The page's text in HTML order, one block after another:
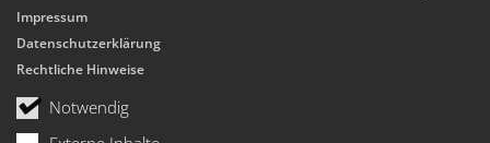
Notwendig
Impressum
Datenschutzerklärung
Rechtliche Hinweise